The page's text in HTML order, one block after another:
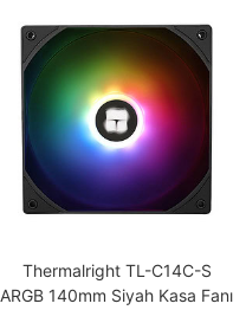
Thermalright TL-C14C-S
ARGB 140mm Siyah Kasa Fanı